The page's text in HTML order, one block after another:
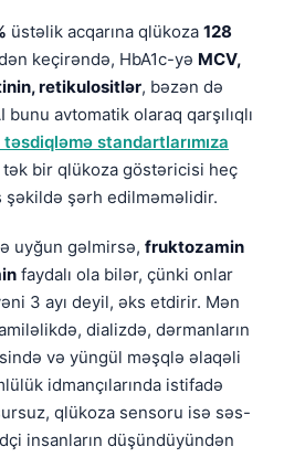
üstəlik acqarına qlükoza 128
keçirəndə, HbA1c-yə MCV,
retikulositlər, bəzən də
avtomatik olaraq qarşılıqlı
standartlarımıza
bir qlükoza göstəricisi heç
şərh edilməməlidir.
uyğun gəlmirsə, fruktozamin
faydalı ola bilər, çünki onlar
3 ayı deyil, əks etdirir. Mən
dializdə, dərmanların
və yüngül məşqlə əlaqəli
idmançılarında istifadə
qlükoza sensoru isə səs-
insanların düşündüyündən